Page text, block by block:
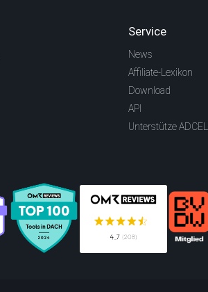
Service
News
Affiliate-Lexikon
Download
API
Unterstütze ADCELL